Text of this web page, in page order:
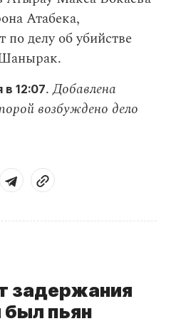
Атабека,
по делу об убийстве
12:07.Добавлена
возбуждено дело
задержания
пьян